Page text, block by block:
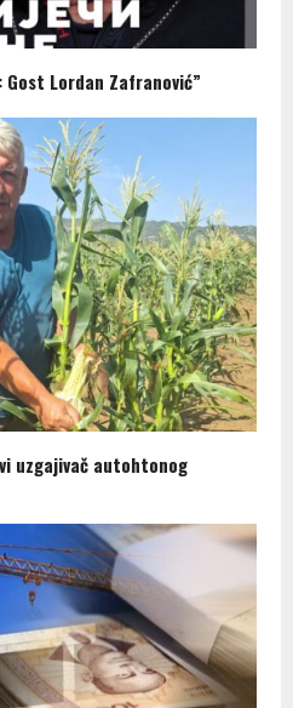
Lordan Zafranović”
uzgajivač autohtonog